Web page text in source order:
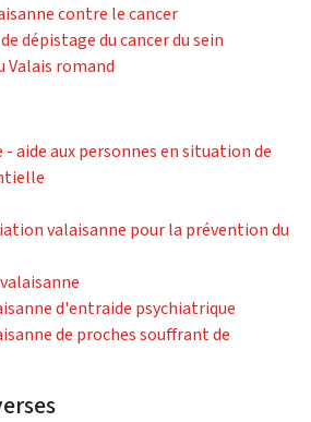
contre le cancer
dépistage du cancer du sein
Valais romand
- aide aux personnes en situation de
valaisanne pour la prévention du
d'entraide psychiatrique
de proches souffrant de